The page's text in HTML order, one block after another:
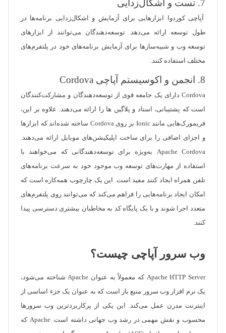
7. تست و اشکال‌زدایی
آپاچی کوردوا ابزارهایی برای آزمایش و اشکال‌زدایی برنامه‌ها در
طول توسعه ارائه می‌دهد. توسعه‌دهندگان می‌توانند از ابزارهای
توسعه وب و شبیه‌سازها برای آزمایش برنامه‌های خود در پلتفرم‌های
مختلف استفاده کنند.
8. انجمن و اکوسیستم آپاچی Cordova
Cordova دارای یک جامعه قوی از توسعه‌دهندگان و مشارکت‌کنندگان
است که پشتیبانی، اسناد و پلاگین ها را ارائه می‌دهند. علاوه بر این،
فریمورک‌هایی مانند Ionic بر روی Cordova ساخته شده‌اند که ابزارها
و اجزای اضافی را برای ساخت اپلیکیشن‌های موبایل ارائه می‌دهند.
Apache Cordova به‌ویژه برای توسعه‌دهندگانی که می‌خواهند با
استفاده از مهارت‌های توسعه وب موجود خود به سرعت برنامه‌های
تلفن همراه ایجاد کنند مفید است. این یک چارچوب همه‌کاره است که
امکان ایجاد برنامه‌هایی را فراهم می‌کند که می‌توانند روی پلتفرم‌های
متعدد اجرا شوند و با یک پایگاه کد به مخاطبان بیشتری دسترسی پیدا
کنند.
وب سرور آپاچی چیست؟
Apache HTTP Server که معمولاً به عنوان Apache شناخته می‌شود،
یک نرم افزار وب سرور منبع باز است که به عنوان یک جزء اساسی از
اینترنت مدرن عمل می‌کند. این یکی از پرکاربردترین وب سرورها
محسوب و نقش مهمی در رشد وب جهانی داشته است. Apache که